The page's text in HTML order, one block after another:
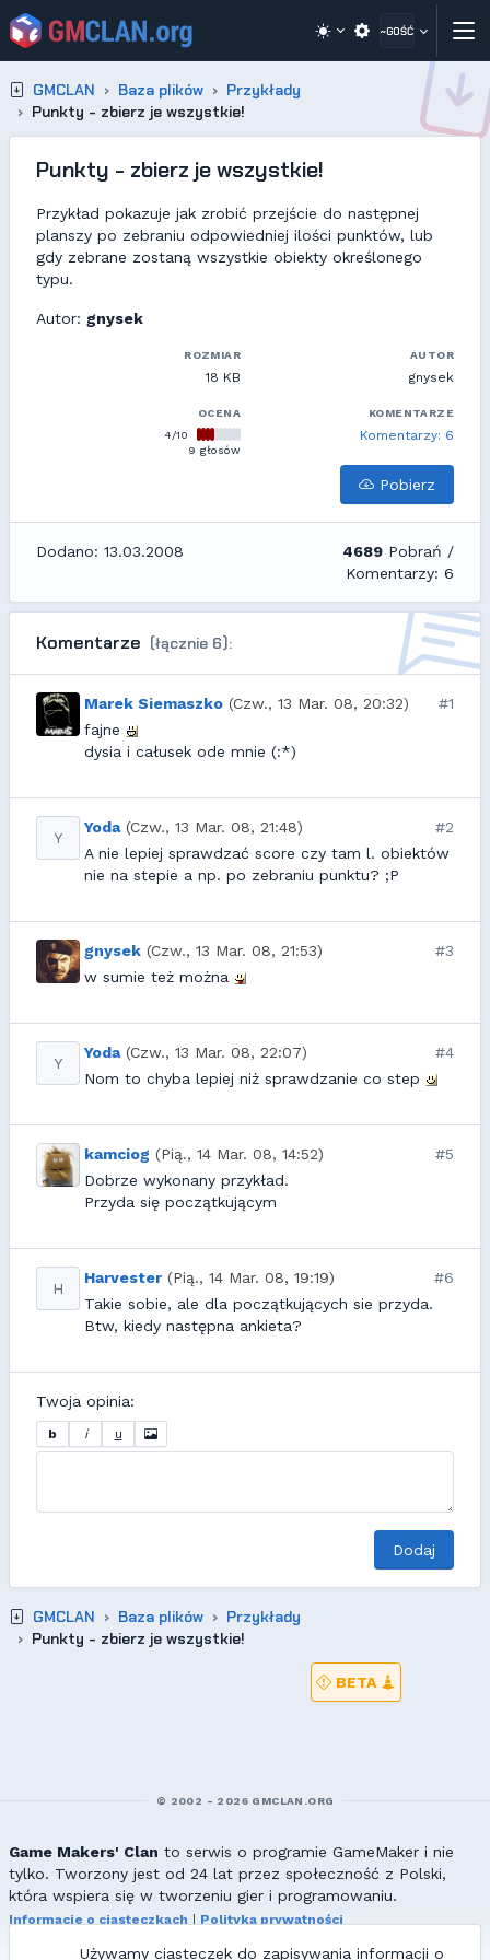
~GOŚĆ
GMCLAN Baza plików
Przykłady
Punkty - zbierz je wszystkie!
Punkty - zbierz je wszystkie!
Przykład pokazuje jak zrobić przejście do następnej
planszy po zebraniu odpowiedniej ilości punktów, lub
gdy zebrane zostaną wszystkie obiekty określonego
typu.
Autor: gnysek
ROZMIAR
18 KB
AUTOR
gnysek
OCENA
4/10
9 głosów
KOMENTARZE
Komentarzy: 6
Pobierz
Dodano: 13.03.2008 4689 Pobrań /
Komentarzy: 6
Komentarze (łącznie 6):
Marek Siemaszko (Czw., 13 Mar. 08, 20:32)
#1
fajne
dysia i całusek ode mnie (:*)
Y
Yoda (Czw., 13 Mar. 08, 21:48)
#2
A nie lepiej sprawdzać score czy tam l. obiektów
nie na stepie a np. po zebraniu punktu? ;P
gnysek (Czw., 13 Mar. 08, 21:53)
#3
w sumie też można
Y
Yoda (Czw., 13 Mar. 08, 22:07)
#4
Nom to chyba lepiej niż sprawdzanie co step
kamciog (Pią., 14 Mar. 08, 14:52)
#5
Dobrze wykonany przykład.
Przyda się początkującym
H
Harvester (Pią., 14 Mar. 08, 19:19)
#6
Takie sobie, ale dla początkujących sie przyda.
Btw, kiedy następna ankieta?
Twoja opinia:
b i u
Dodaj
GMCLAN Baza plików
Przykłady
Punkty - zbierz je wszystkie!
Używamy ciasteczek do zapisywania informacji o
BETA
© 2002 - 2026 GMCLAN.ORG
Game Makers' Clan to serwis o programie GameMaker i nie
tylko. Tworzony jest od 24 lat przez społeczność z Polski,
która wspiera się w tworzeniu gier i programowaniu.
Informacje o ciasteczkach
Polityka prywatności
Wszelkie prawa zastrzeżone. Kopiowanie materiałów bez zgody